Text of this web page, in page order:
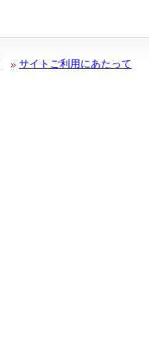
サイトご利用にあたって